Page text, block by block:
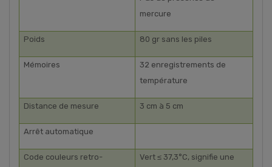
mercure
Poids 80 gr sans les piles
Mémoires
32 enregistrements de
température
Distance de mesure 3 cm à 5 cm
Arrêt automatique
Code couleurs retro-
Vert ≤ 37,3°C, signifie une